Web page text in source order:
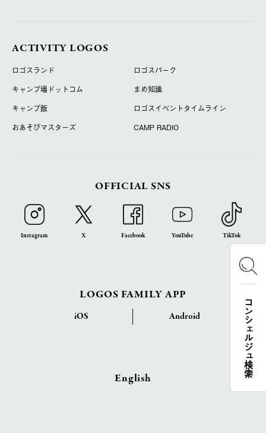
コンシェルジュ検索
ACTIVITY LOGOS
ロゴスランド
ロゴスパーク
キャンプ場ドットコム
まめ知識
キャンプ飯
ロゴスイベントタイムライン
おあそびマスターズ
CAMP RADIO
OFFICIAL SNS
Instagram X Facebook YouTube TikTok
LOGOS FAMILY APP
iOS Android
English